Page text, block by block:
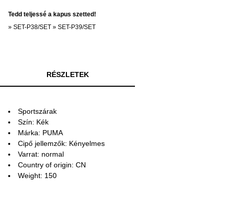
Tedd teljessé a kapus szetted!
» SET-P38/SET » SET-P39/SET
RÉSZLETEK
Sportszárak
Szín: Kék
Márka: PUMA
Cipő jellemzők: Kényelmes
Varrat: normal
Country of origin: CN
Weight: 150